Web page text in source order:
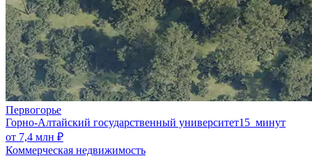
Первогорье
Горно-Алтайский государственный университет15 минут
от 7,4 млн ₽
Коммерческая недвижимость